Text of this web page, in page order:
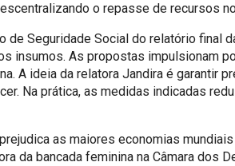
o repasse de recursos
de Seguridade Social do relatório
insumos. As propostas impulsionam
A ideia da relatora Jandira é
Na prática, as medidas indicadas
as maiores economias
da bancada feminina na Câmara